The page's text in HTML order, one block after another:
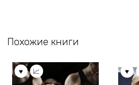
Похожие книги